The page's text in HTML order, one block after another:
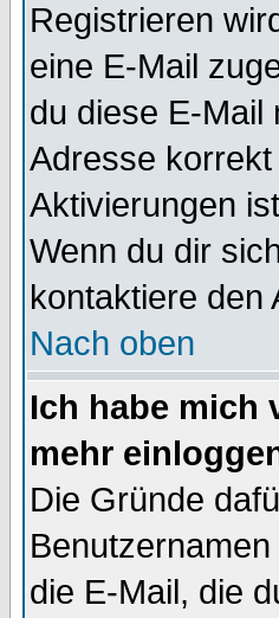
Registrieren
eine E-Mail
du diese E-Mail
Adresse
Aktivierungen
Wenn du dir
kontaktiere den
Nach oben
Ich habe mich
mehr
Die Gründe
die E-Mail, die